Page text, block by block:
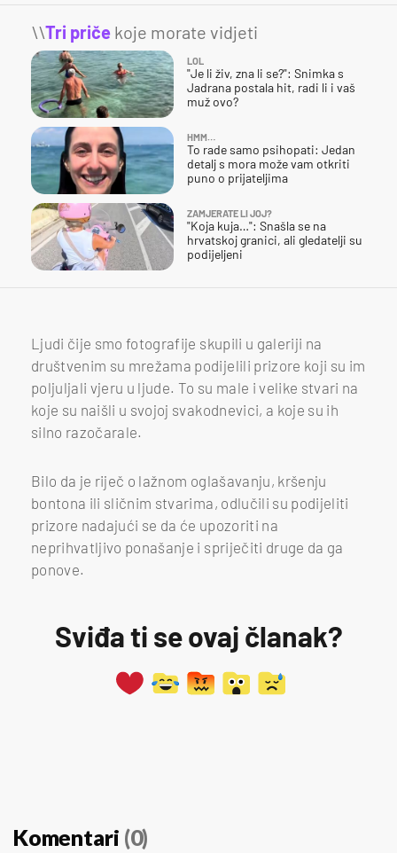
\\Tri priče koje morate vidjeti
LOL
"Je li živ, zna li se?": Snimka s
Jadrana postala hit, radi li i vaš
muž ovo?
HMM…
To rade samo psihopati: Jedan
detalj s mora može vam otkriti
puno o prijateljima
ZAMJERATE LI JOJ?
"Koja kuja…": Snašla se na
hrvatskoj granici, ali gledatelji su
podijeljeni
Ljudi čije smo fotografije skupili u galeriji na
društvenim su mrežama podijelili prizore koji su im
poljuljali vjeru u ljude. To su male i velike stvari na
koje su naišli u svojoj svakodnevici, a koje su ih
silno razočarale.
Bilo da je riječ o lažnom oglašavanju, kršenju
bontona ili sličnim stvarima, odlučili su podijeliti
prizore nadajući se da će upozoriti na
neprihvatljivo ponašanje i spriječiti druge da ga
ponove.
Sviđa ti se ovaj članak?
Komentari (0)